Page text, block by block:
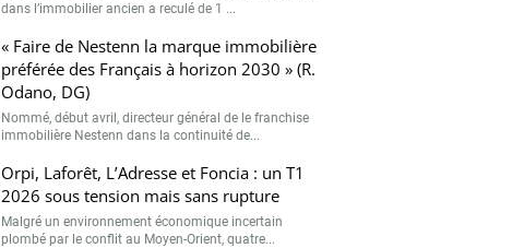
dans l’immobilier ancien a reculé de 1 ...
« Faire de Nestenn la marque immobilière
préférée des Français à horizon 2030 » (R.
Odano, DG)
Nommé, début avril, directeur général de le franchise
immobilière Nestenn dans la continuité de...
Orpi, Laforêt, L’Adresse et Foncia : un T1
2026 sous tension mais sans rupture
Malgré un environnement économique incertain
plombé par le conflit au Moyen-Orient, quatre...